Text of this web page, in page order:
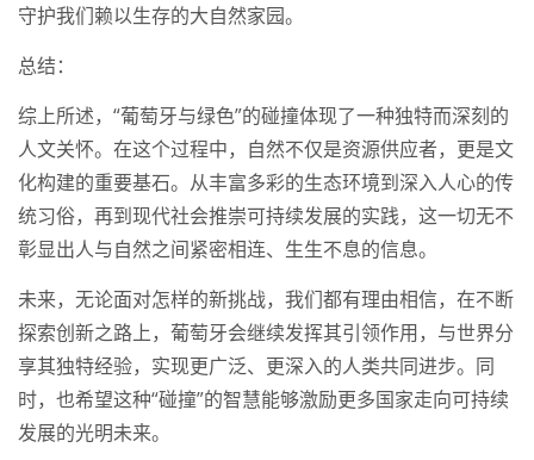
守护我们赖以生存的大自然家园。
总结：
综上所述，“葡萄牙与绿色”的碰撞体现了一种独特而深刻的
人文关怀。在这个过程中，自然不仅是资源供应者，更是文
化构建的重要基石。从丰富多彩的生态环境到深入人心的传
统习俗，再到现代社会推崇可持续发展的实践，这一切无不
彰显出人与自然之间紧密相连、生生不息的信息。
未来，无论面对怎样的新挑战，我们都有理由相信，在不断
探索创新之路上，葡萄牙会继续发挥其引领作用，与世界分
享其独特经验，实现更广泛、更深入的人类共同进步。同
时，也希望这种“碰撞”的智慧能够激励更多国家走向可持续
发展的光明未来。